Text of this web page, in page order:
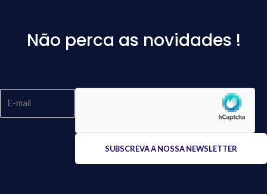
Não perca as novidades !